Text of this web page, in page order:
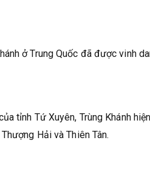
ở Trung Quốc đã được vinh
tỉnh Tứ Xuyên, Trùng Khánh
Hải và Thiên Tân.